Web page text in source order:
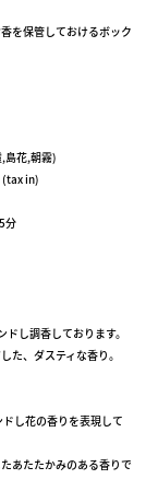
を保管しておけるボック
島花,朝霧)
in)
分
し調香しております。
た、ダスティな香り。
し花の香りを表現して
あたたかみのある香りで